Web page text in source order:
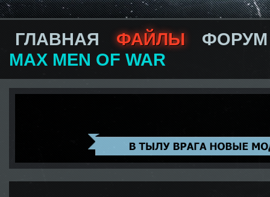
ГЛАВНАЯ ФАЙЛЫ
ФОРУМ
MAX MEN OF WAR